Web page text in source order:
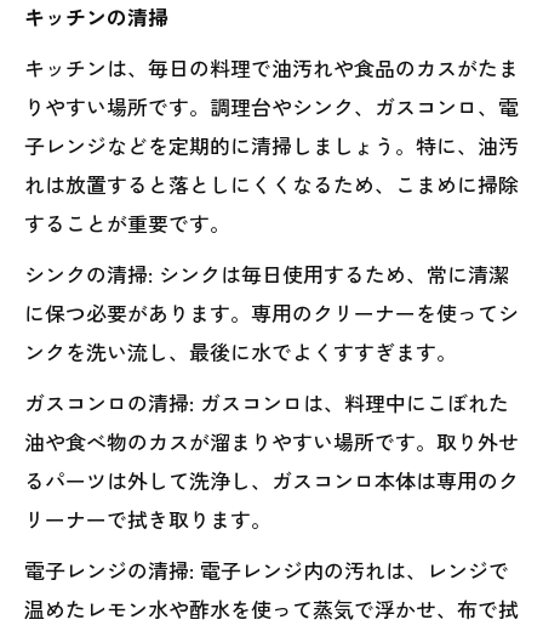
キッチンの清掃
キッチンは、毎日の料理で油汚れや食品のカスがたま
りやすい場所です。調理台やシンク、ガスコンロ、電
子レンジなどを定期的に清掃しましょう。特に、油汚
れは放置すると落としにくくなるため、こまめに掃除
することが重要です。
シンクの清掃: シンクは毎日使用するため、常に清潔
に保つ必要があります。専用のクリーナーを使ってシ
ンクを洗い流し、最後に水でよくすすぎます。
ガスコンロの清掃: ガスコンロは、料理中にこぼれた
油や食べ物のカスが溜まりやすい場所です。取り外せ
るパーツは外して洗浄し、ガスコンロ本体は専用のク
リーナーで拭き取ります。
電子レンジの清掃: 電子レンジ内の汚れは、レンジで
温めたレモン水や酢水を使って蒸気で浮かせ、布で拭